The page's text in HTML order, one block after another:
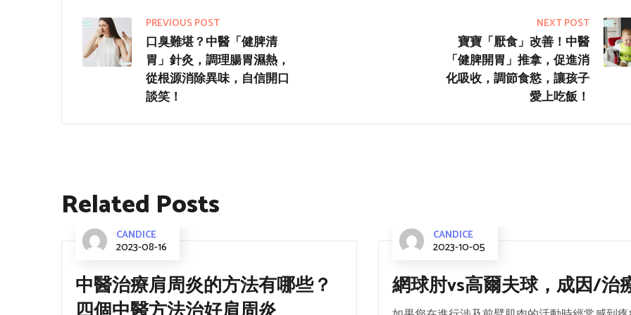
PREVIOUS POST
口臭難堪？中醫「健脾清
胃」針灸，調理腸胃濕熱，
從根源消除異味，自信開口
談笑！
NEXT POST
寶寶「厭食」改善！中醫
「健脾開胃」推拿，促進消
化吸收，調節食慾，讓孩子
愛上吃飯！
Related Posts
CANDICE
2023-08-16
中醫治療肩周炎的方法有哪些？
CANDICE
2023-10-05
網球肘vs高爾夫球，成因/治